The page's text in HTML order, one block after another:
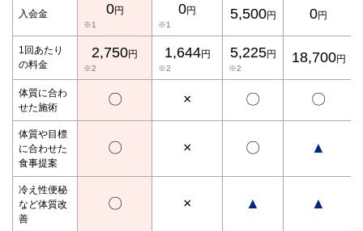
入会金 0円
※1
0円
※1
5,500円 0円
1回あたり
の料金
2,750円
※2
1,644円
※2
5,225円
※2
18,700円
体質に合わ
せた施術
〇 × 〇 〇
体質や目標
に合わせた
食事提案
〇 × 〇 ▲
冷え性便秘
など体質改
善
〇 × ▲ ▲